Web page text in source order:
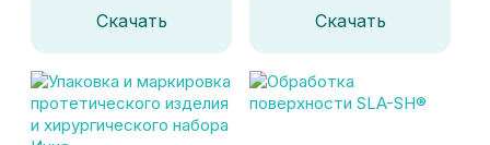
Скачать Скачать